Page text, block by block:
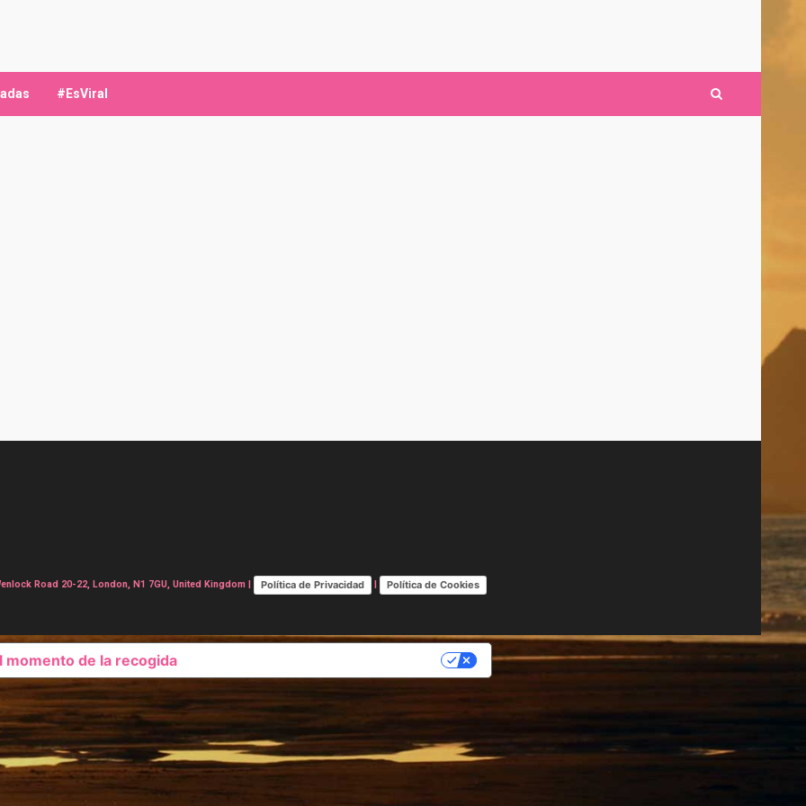
#EsViral
Road 20-22, London, N1 7GU, United Kingdom | Política de Privacidad | Política de Cookies
momento de la recogida